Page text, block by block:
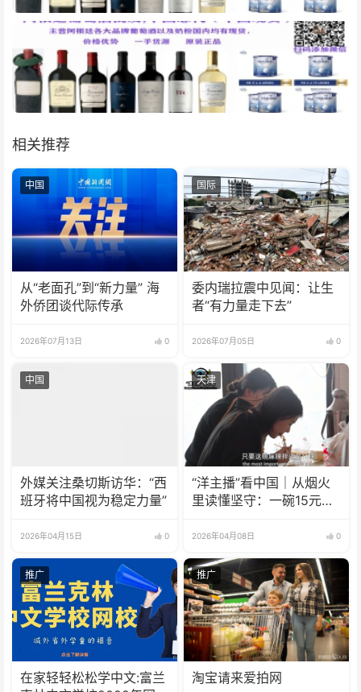
相关推荐
中国
从“老面孔”到“新力量” 海
外侨团谈代际传承
2026年07月13日 0
国际
委内瑞拉震中见闻：让生
者“有力量走下去”
2026年07月05日 0
中国
外媒关注桑切斯访华：“西
班牙将中国视为稳定力量”
2026年04月15日 0
天津
“洋主播”看中国｜从烟火
里读懂坚守：一碗15元麻
2026年04月08日 0
推广
在家轻轻松松学中文:富兰
推广
淘宝请来爱拍网